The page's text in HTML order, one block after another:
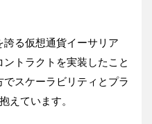
る仮想通貨イーサリア
トラクトを実装したこと
スケーラビリティとプラ
えています。